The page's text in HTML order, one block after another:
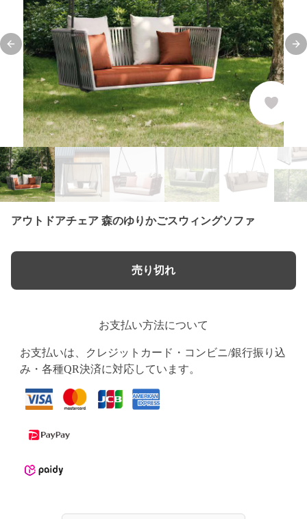
Previous slide
アウトドアチェア 森のゆりかごスウィングソファ
売り切れ
お支払い方法について
お支払いは、クレジットカード・コンビニ/銀行振り込
み・各種QR決済に対応しています。